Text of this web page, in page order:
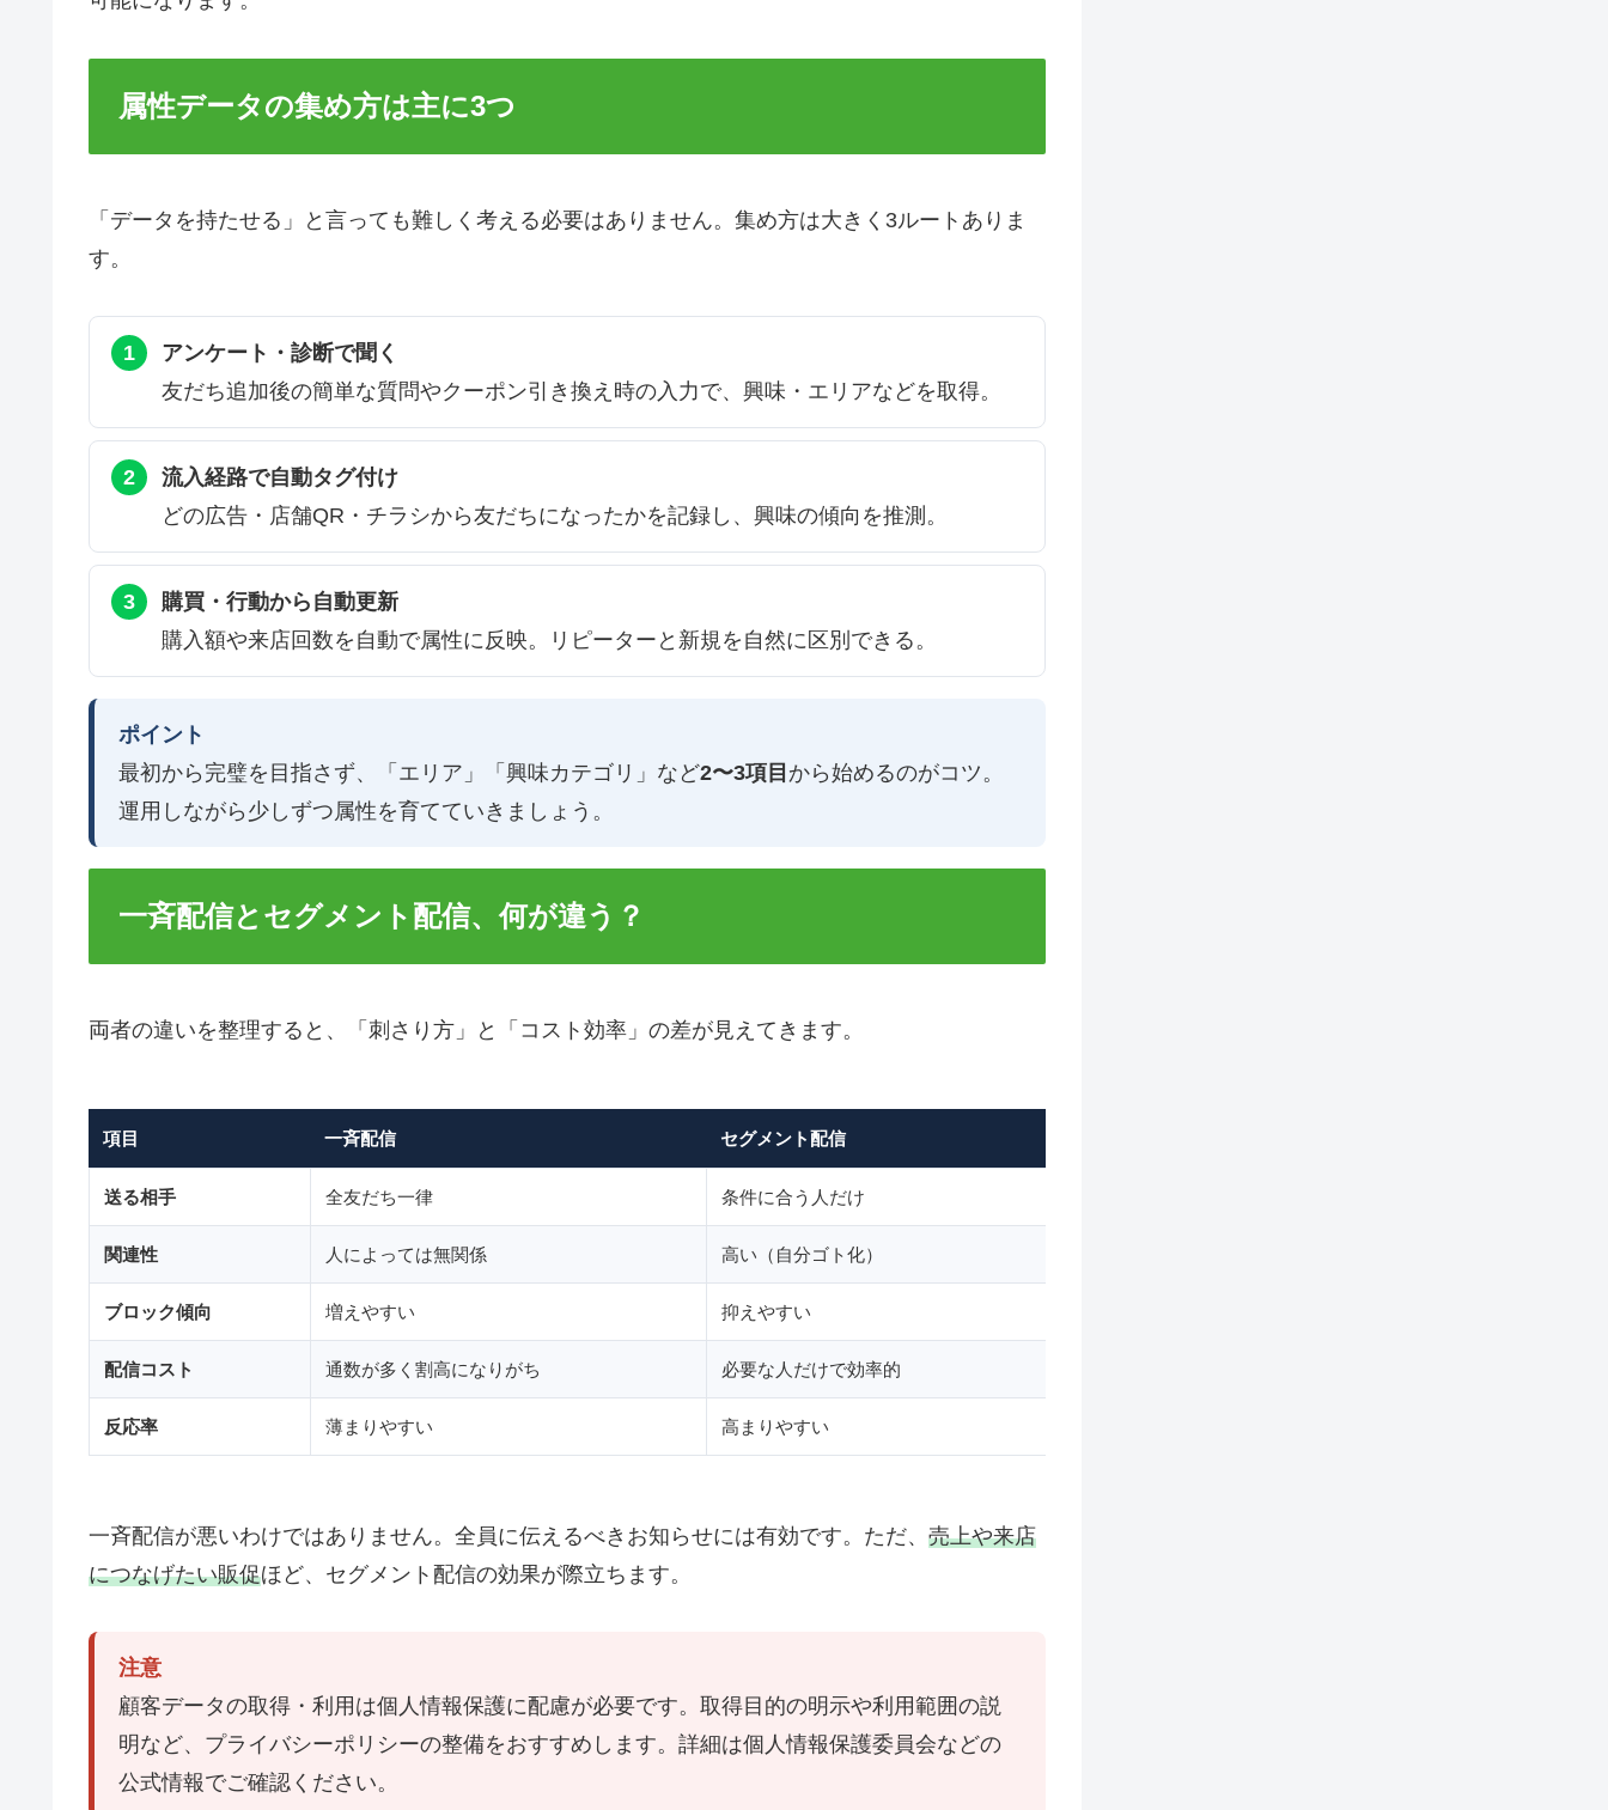
属性データの集め方は主に3つ
「データを持たせる」と言っても難しく考える必要はありません。集め方は大きく3ルートありま
す。
1
アンケート・診断で聞く
友だち追加後の簡単な質問やクーポン引き換え時の入力で、興味・エリアなどを取得。
2
流入経路で自動タグ付け
どの広告・店舗QR・チラシから友だちになったかを記録し、興味の傾向を推測。
3
購買・行動から自動更新
購入額や来店回数を自動で属性に反映。リピーターと新規を自然に区別できる。
ポイント
最初から完璧を目指さず、「エリア」「興味カテゴリ」など2〜3項目 から始めるのがコツ。
運用しながら少しずつ属性を育てていきましょう。
一斉配信とセグメント配信、何が違う？
両者の違いを整理すると、「刺さり方」と「コスト効率」の差が見えてきます。
項目 一斉配信 セグメント配信
送る相手 全友だち一律 条件に合う人だけ
関連性 人によっては無関係 高い（自分ゴト化）
ブロック傾向 増えやすい 抑えやすい
配信コスト 通数が多く割高になりがち 必要な人だけで効率的
反応率 薄まりやすい 高まりやすい
一斉配信が悪いわけではありません。全員に伝えるべきお知らせには有効です。ただ、 売上や来店
につなげたい販促ほど、セグメント配信の効果が際立ちます。
注意
顧客データの取得・利用は個人情報保護に配慮が必要です。取得目的の明示や利用範囲の説
明など、プライバシーポリシーの整備をおすすめします。詳細は個人情報保護委員会などの
公式情報でご確認ください。